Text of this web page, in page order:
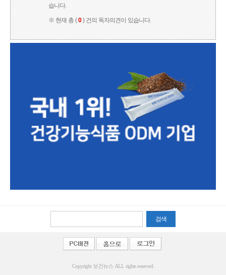
습니다.
※ 현재 총 (0) 건의 독자의견이 있습니다.
검색
Copyright 보건뉴스 ALL rights reserved.